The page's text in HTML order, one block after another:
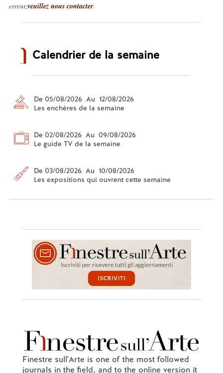
erreur,veuillez nous contacter.
Calendrier de la semaine
De 05/08/2026 Au 12/08/2026
Les enchères de la semaine
De 02/08/2026 Au 09/08/2026
Le guide TV de la semaine
De 03/08/2026 Au 10/08/2026
Les expositions qui ouvrent cette semaine
Finestre sull'Arte is one of the most followed
journals in the field, and to the online version it